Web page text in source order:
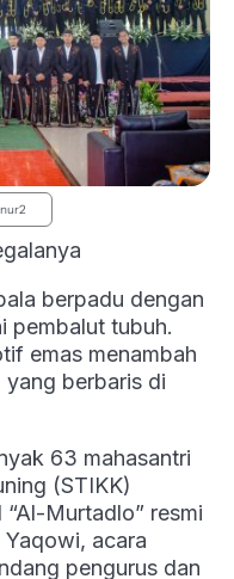
berpadu dengan
pembalut tubuh.
emas menambah
yang berbaris di
63 mahasantri
(STIKK)
Murtadlo” resmi
acara
pengurus dan